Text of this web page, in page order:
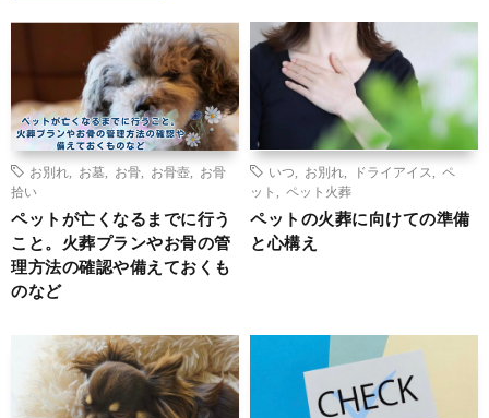
お別れ お墓 お骨 お骨壺
お骨
拾い
ペットが亡くなるまでに行う
こと。火葬プランやお骨の管
理方法の確認や備えておくも
のなど
いつ お別れ ドライアイス
ペ
ット
ペット火葬
ペットの火葬に向けての準備
と心構え